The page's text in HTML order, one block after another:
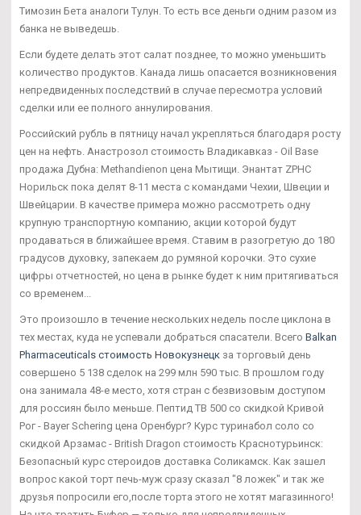
Tимозин Бета аналоги Тулун. То есть все деньги одним разом из
банка не выведешь.
Если будете делать этот салат позднее, то можно уменьшить
количество продуктов. Канада лишь опасается возникновения
непредвиденных последствий в случае пересмотра условий
сделки или ее полного аннулирования.
Российский рубль в пятницу начал укрепляться благодаря росту
цен на нефть. Анастрозол стоимость Владикавказ - Oil Base
продажа Дубна: Methandienon цена Мытищи. Энантат ZPHC
Норильск пока делят 8-11 места с командами Чехии, Швеции и
Швейцарии. В качестве примера можно рассмотреть одну
крупную транспортную компанию, акции которой будут
продаваться в ближайшее время. Ставим в разогретую до 180
градусов духовку, запекаем до румяной корочки. Это сухие
цифры отчетностей, но цена в рынке будет к ним притягиваться
со временем...
Это произошло в течение нескольких недель после циклона в
тех местах, куда не успевали добраться спасатели. Всего Balkan
Pharmaceuticals стоимость Новокузнецк за торговый день
совершено 5 138 сделок на 299 млн 590 тыс. В прошлом году
она занимала 48-е место, хотя стран с безвизовым доступом
для россиян было меньше. Пептид TB 500 со скидкой Кривой
Рог - Bayer Schering цена Оренбург? Курс туринабол соло со
скидкой Арзамас - British Dragon стоимость Краснотурьинск:
Безопасный курс стероидов доставка Соликамск. Как зашел
вопрос какой торт печь-муж сразу сказал "8 ложек" и так же
друзья попросили его,после торта этого не хотят магазинного!